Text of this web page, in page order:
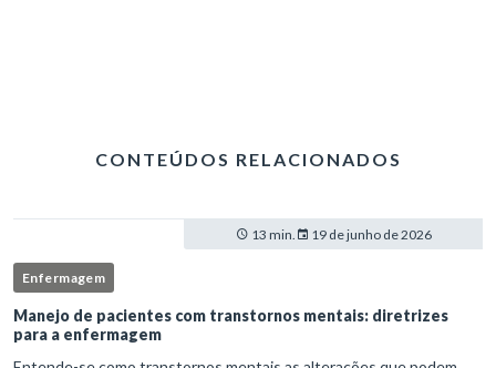
CONTEÚDOS RELACIONADOS
13 min. 19 de junho de 2026
Enfermagem
Manejo de pacientes com transtornos mentais: diretrizes
para a enfermagem